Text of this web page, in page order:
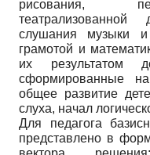
рисования,
театрализованной
слушания музыки
грамотой и
их результатом
сформированные
общее развитие
слуха, начал
Для педагога
представлено в